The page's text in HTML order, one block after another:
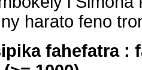
harato feno
fahefatra :